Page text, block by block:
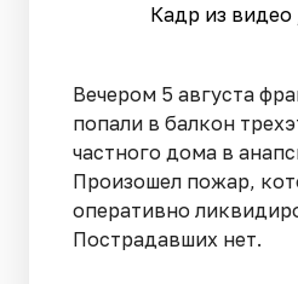
Кадр из
Вечером 5 августа
попали в балкон
частного дома в
Произошел пожар,
оперативно
Пострадавших нет.